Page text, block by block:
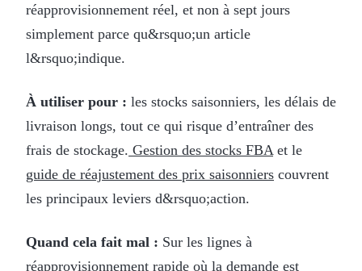
réapprovisionnement réel, et non à sept jours
simplement parce qu&rsquo;un article
l&rsquo;indique.
À utiliser pour : les stocks saisonniers, les délais de
livraison longs, tout ce qui risque d’entraîner des
frais de stockage. Gestion des stocks FBA et le
guide de réajustement des prix saisonniers couvrent
les principaux leviers d&rsquo;action.
Quand cela fait mal : Sur les lignes à
réapprovisionnement rapide où la demande est